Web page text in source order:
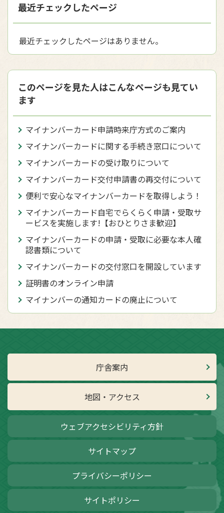
最近チェックしたページ
最近チェックしたページはありません。
このページを見た人はこんなページも見てい
ます
マイナンバーカード申請時来庁方式のご案内
マイナンバーカードに関する手続き窓口について
マイナンバーカードの受け取りについて
マイナンバーカード交付申請書の再交付について
便利で安心なマイナンバーカードを取得しよう！
マイナンバーカード自宅でらくらく申請・受取サ
ービスを実施します!【おひとりさま歓迎】
マイナンバーカードの申請・受取に必要な本人確
認書類について
マイナンバーカードの交付窓口を開設しています
証明書のオンライン申請
マイナンバーの通知カードの廃止について
庁舎案内
地図・アクセス
ウェブアクセシビリティ方針
サイトマップ
プライバシーポリシー
サイトポリシー